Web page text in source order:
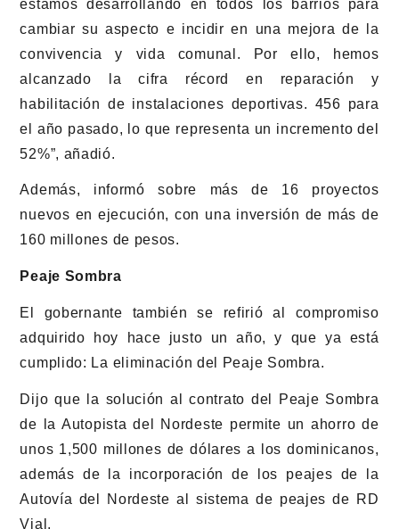
estamos desarrollando en todos los barrios para
cambiar su aspecto e incidir en una mejora de la
convivencia y vida comunal. Por ello, hemos
alcanzado la cifra récord en reparación y
habilitación de instalaciones deportivas. 456 para
el año pasado, lo que representa un incremento del
52%”, añadió.
Además, informó sobre más de 16 proyectos
nuevos en ejecución, con una inversión de más de
160 millones de pesos.
Peaje Sombra
El gobernante también se refirió al compromiso
adquirido hoy hace justo un año, y que ya está
cumplido: La eliminación del Peaje Sombra.
Dijo que la solución al contrato del Peaje Sombra
de la Autopista del Nordeste permite un ahorro de
unos 1,500 millones de dólares a los dominicanos,
además de la incorporación de los peajes de la
Autovía del Nordeste al sistema de peajes de RD
Vial.